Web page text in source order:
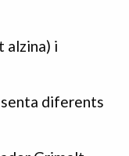
alzina) i
diferents